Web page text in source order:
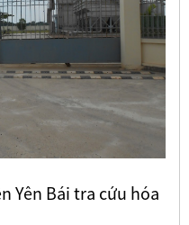
Yên Bái tra cứu hóa